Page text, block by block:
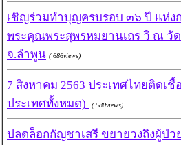
เชิญร่วมทำบุญครบรอบ ๓๖ ปี แห่ง
พระคุณพระสุพรหมยานเถร วิ ณ วั
จ.ลำพูน ( 686views)
7 สิงหาคม 2563 ประเทศไทยติดเชื้
ประเทศทั้งหมด)
( 580views)
ปลดล็อกกัญชาเสรี ขยายวงถึงผู้ป่